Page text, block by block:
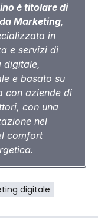
è titolare di
Marketing,
in
e servizi di
digitale,
e basato su
con aziende di
con una
nel
comfort
digitale